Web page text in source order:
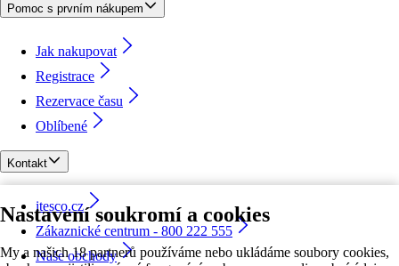
Nastavení soukromí a cookies
My a našich 18 partnerů používáme nebo ukládáme soubory cookies,
Pomoc s prvním nákupem
Jak nakupovat
Registrace
Rezervace času
Oblíbené
Kontakt
itesco.cz
Zákaznické centrum - 800 222 555
Naše obchody